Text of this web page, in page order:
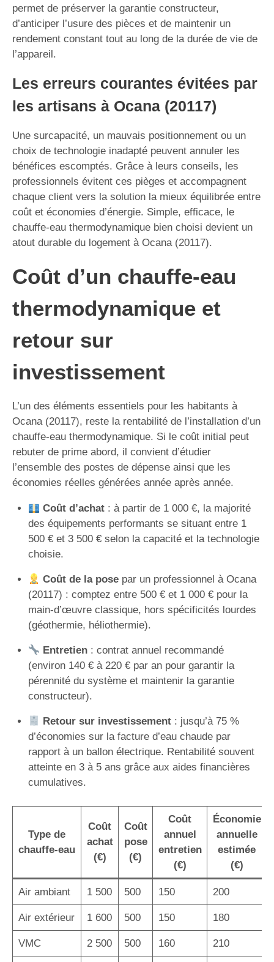
permet de préserver la garantie constructeur,
d’anticiper l’usure des pièces et de maintenir un
rendement constant tout au long de la durée de vie de
l’appareil.
Les erreurs courantes évitées par
les artisans à Ocana (20117)
Une surcapacité, un mauvais positionnement ou un
choix de technologie inadapté peuvent annuler les
bénéfices escomptés. Grâce à leurs conseils, les
professionnels évitent ces pièges et accompagnent
chaque client vers la solution la mieux équilibrée entre
coût et économies d’énergie. Simple, efficace, le
chauffe-eau thermodynamique bien choisi devient un
atout durable du logement à Ocana (20117).
Coût d’un chauffe-eau
thermodynamique et
retour sur
investissement
L’un des éléments essentiels pour les habitants à
Ocana (20117), reste la rentabilité de l’installation d’un
chauffe-eau thermodynamique. Si le coût initial peut
rebuter de prime abord, il convient d’étudier
l’ensemble des postes de dépense ainsi que les
économies réelles générées année après année.
Coût d’achat: à partir de 1 000 €, la majorité
des équipements performants se situant entre 1
500 € et 3 500 € selon la capacité et la technologie
choisie.
Coût de la posepar un professionnel à Ocana
(20117) : comptez entre 500 € et 1 000 € pour la
main-d’œuvre classique, hors spécificités lourdes
(géothermie, héliothermie).
Entretien: contrat annuel recommandé
(environ 140 € à 220 € par an pour garantir la
pérennité du système et maintenir la garantie
constructeur).
Retour sur investissement: jusqu’à 75 %
d’économies sur la facture d’eau chaude par
rapport à un ballon électrique. Rentabilité souvent
atteinte en 3 à 5 ans grâce aux aides financières
cumulatives.
Type de
chauffe-eau
Coût
achat
(€)
Coût
pose
(€)
Coût
annuel
entretien
(€)
Économie
annuelle
estimée
(€)
Air ambiant 1 500 500 150 200
Air extérieur 1 600 500 150 180
VMC 2 500 500 160 210